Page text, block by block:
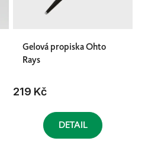
Gelová propiska Ohto
Rays
219 Kč
DETAIL